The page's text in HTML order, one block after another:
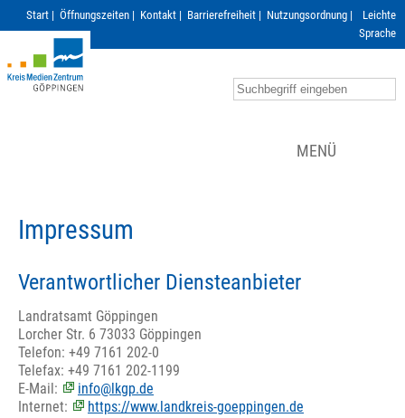
Start | Öffnungszeiten | Kontakt | Barrierefreiheit | Nutzungsordnung |
Leichte
Sprache
MENÜ
Impressum
Verantwortlicher Diensteanbieter
Landratsamt Göppingen
Lorcher Str. 6 73033 Göppingen
Telefon: +49 7161 202-0
Telefax: +49 7161 202-1199
E-Mail:
info@lkgp.de
Internet:
https://www.landkreis-goeppingen.de